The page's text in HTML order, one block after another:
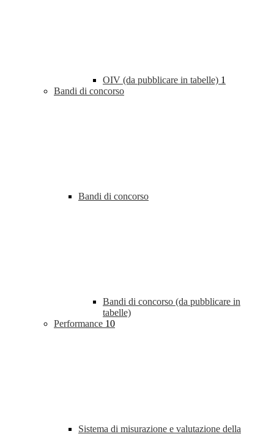
OIV (da pubblicare in tabelle) 1
Bandi di concorso
Bandi di concorso
Bandi di concorso (da pubblicare in
tabelle)
Performance 10
Sistema di misurazione e valutazione della